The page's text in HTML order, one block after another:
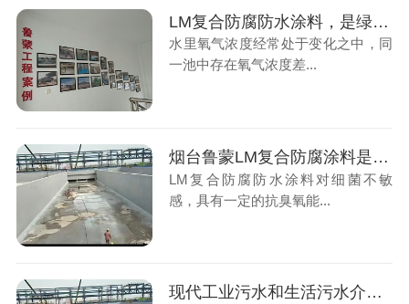
LM复合防腐防水涂料，是绿色水性防腐涂料
水里氧气浓度经常处于变化之中，同
一池中存在氧气浓度差...
烟台鲁蒙LM复合防腐涂料是污水厂防腐的好帮手
LM复合防腐防水涂料对细菌不敏
感，具有一定的抗臭氧能...
现代工业污水和生活污水介质对混凝土构筑物腐蚀的防护